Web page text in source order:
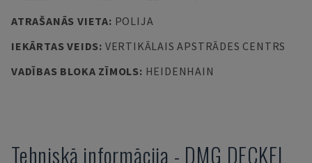
ATRAŠANĀS VIETA: POLIJA
IEKĀRTAS VEIDS: VERTIKĀLAIS APSTRĀDES CENTRS
VADĪBAS BLOKA ZĪMOLS: HEIDENHAIN
Tehniskā informācija - DMG DECKEL